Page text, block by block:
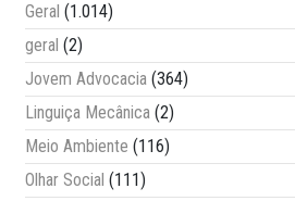
Geral (1.014)
geral (2)
Jovem Advocacia (364)
Linguiça Mecânica (2)
Meio Ambiente (116)
Olhar Social (111)